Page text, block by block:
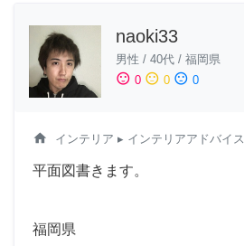
naoki33
男性 / 40代 / 福岡県
sentiment_satisfied 0 sentiment_neutral 0 sentiment_dissatisfied 0
home インテリア ▸ インテリアアドバイス
平面図書きます。
福岡県